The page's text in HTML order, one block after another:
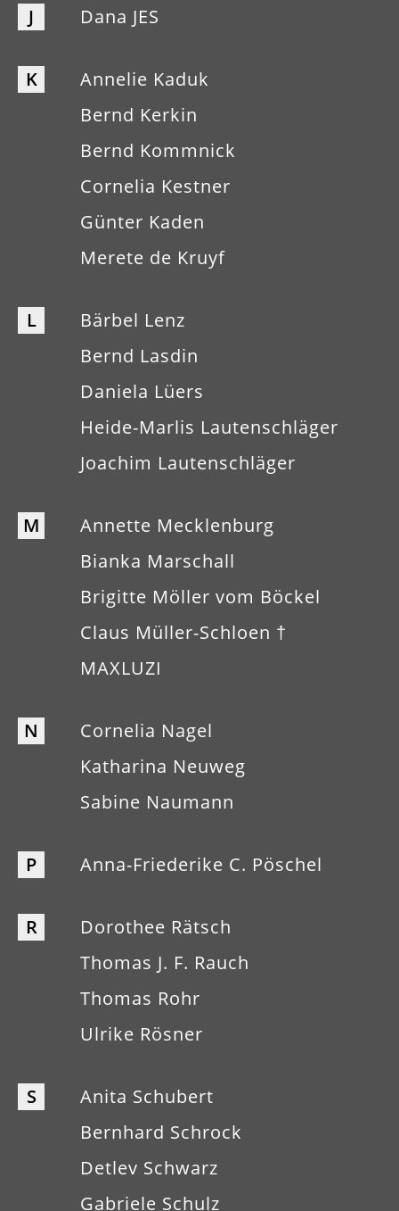
J Dana JES
K
Annelie Kaduk
Bernd Kerkin
Bernd Kommnick
Cornelia Kestner
Günter Kaden
Merete de Kruyf
L
Bärbel Lenz
Bernd Lasdin
Daniela Lüers
Heide-Marlis Lautenschläger
Joachim Lautenschläger
M
Annette Mecklenburg
Bianka Marschall
Brigitte Möller vom Böckel
Claus Müller-Schloen †
MAXLUZI
N
Cornelia Nagel
Katharina Neuweg
Sabine Naumann
P Anna-Friederike C. Pöschel
R
Dorothee Rätsch
Thomas J. F. Rauch
Thomas Rohr
Ulrike Rösner
S
Anita Schubert
Bernhard Schrock
Detlev Schwarz
Gabriele Schulz